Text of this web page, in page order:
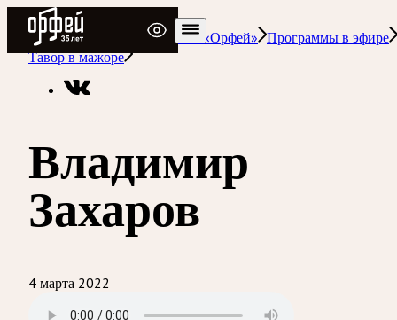
Радио Орфей
Радио классической музыки «Орфей» Программы в эфире
Тавор в мажоре
Владимир
Захаров
4 марта 2022